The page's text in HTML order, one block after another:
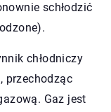
schłodzić
chłodniczy
przechodząc
Gaz jest